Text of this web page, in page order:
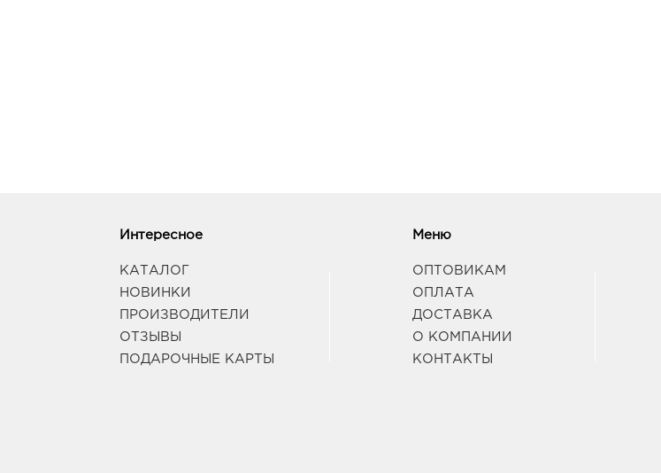
Интересное
КАТАЛОГ
НОВИНКИ
ПРОИЗВОДИТЕЛИ
ОТЗЫВЫ
ПОДАРОЧНЫЕ КАРТЫ
Меню
ОПТОВИКАМ
ОПЛАТА
ДОСТАВКА
О КОМПАНИИ
КОНТАКТЫ